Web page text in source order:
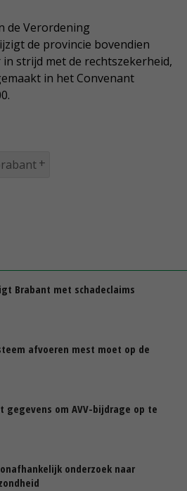
de Verordening
de provincie bovendien
strijd met de rechtszekerheid,
in het Convenant
Brabant met schadeclaims
afvoeren mest moet op de
gegevens om AVV-bijdrage op te
onderzoek naar